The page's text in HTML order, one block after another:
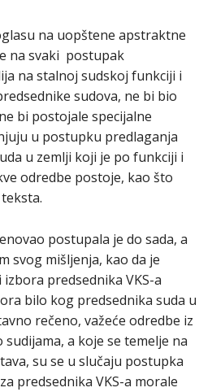
na uopštene apstraktne
na svaki postupak
na stalnoj sudskoj funkciji i
sudova, ne bi bio
bi postojale specijalne
u postupku predlaganja
u zemlji koji je po funkciji i
odredbe postoje, kao što
postupala je do sada, a
svog mišljenja, kao da je
predsednika VKS-a
bilo kog predsednika suda u
rečeno, važeće odredbe iz
sudijama, a koje se temelje na
su se u slučaju postupka
predsednika VKS-a morale